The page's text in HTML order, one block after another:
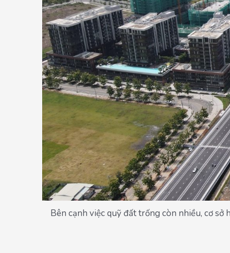
Bên cạnh việc quỹ đất trống còn nhiều, cơ